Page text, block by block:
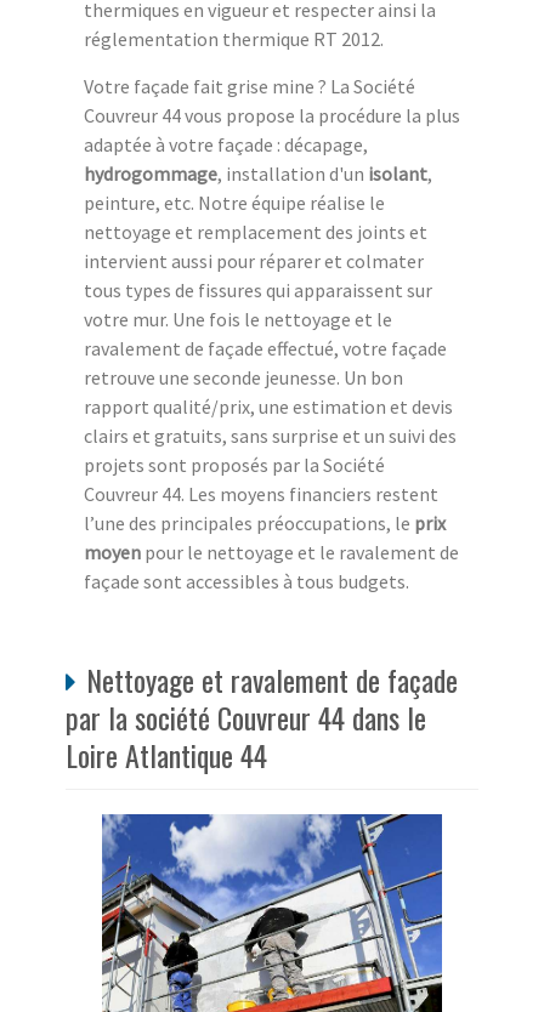
thermiques en vigueur et respecter ainsi la
réglementation thermique RT 2012.
Votre façade fait grise mine ? La Société
Couvreur 44 vous propose la procédure la plus
adaptée à votre façade : décapage,
hydrogommage, installation d'un isolant,
peinture, etc. Notre équipe réalise le
nettoyage et remplacement des joints et
intervient aussi pour réparer et colmater
tous types de fissures qui apparaissent sur
votre mur. Une fois le nettoyage et le
ravalement de façade effectué, votre façade
retrouve une seconde jeunesse. Un bon
rapport qualité/prix, une estimation et devis
clairs et gratuits, sans surprise et un suivi des
projets sont proposés par la Société
Couvreur 44. Les moyens financiers restent
l’une des principales préoccupations, le prix
moyen pour le nettoyage et le ravalement de
façade sont accessibles à tous budgets.
Nettoyage et ravalement de façade
par la société Couvreur 44 dans le
Loire Atlantique 44